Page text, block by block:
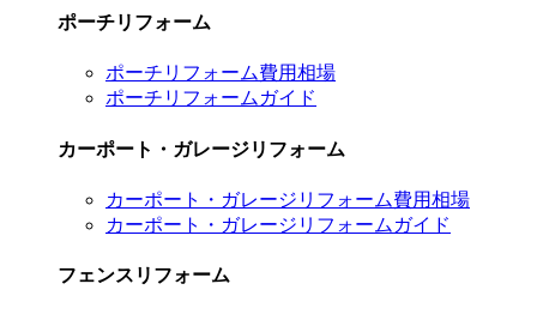
ポーチリフォーム
ポーチリフォーム費用相場
ポーチリフォームガイド
カーポート・ガレージリフォーム
カーポート・ガレージリフォーム費用相場
カーポート・ガレージリフォームガイド
フェンスリフォーム